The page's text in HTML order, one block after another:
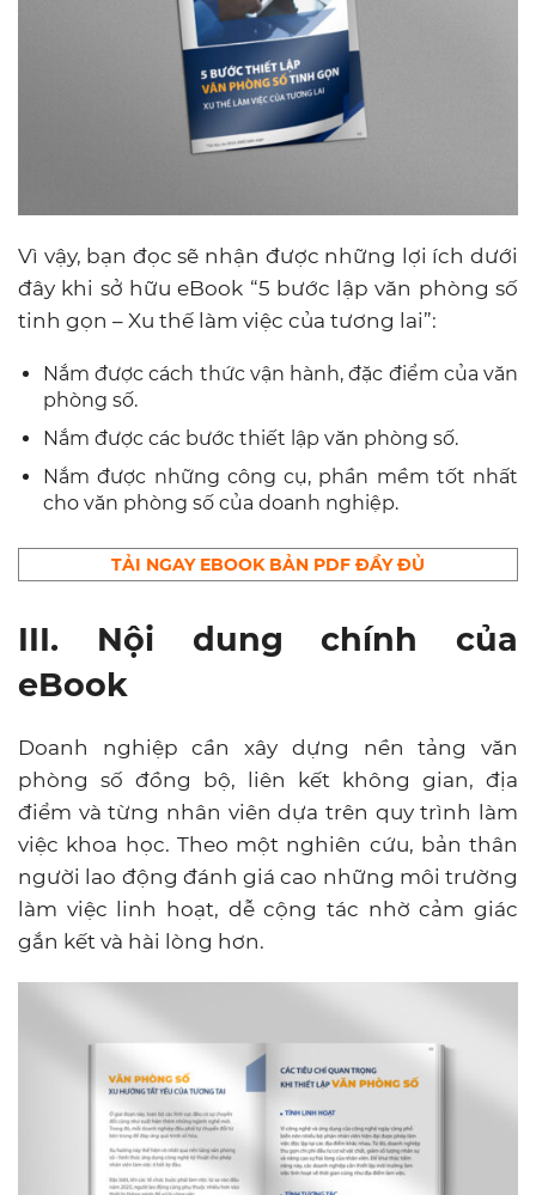
Vì vậy, bạn đọc sẽ nhận được những lợi ích dưới
đây khi sở hữu eBook “5 bước lập văn phòng số
tinh gọn – Xu thế làm việc của tương lai”:
Nắm được cách thức vận hành, đặc điểm của văn
phòng số.
Nắm được các bước thiết lập văn phòng số.
Nắm được những công cụ, phần mềm tốt nhất
cho văn phòng số của doanh nghiệp.
TẢI NGAY EBOOK BẢN PDF ĐẦY ĐỦ
III. Nội dung chính của
eBook
Doanh nghiệp cần xây dựng nền tảng văn
phòng số đồng bộ, liên kết không gian, địa
điểm và từng nhân viên dựa trên quy trình làm
việc khoa học. Theo một nghiên cứu, bản thân
người lao động đánh giá cao những môi trường
làm việc linh hoạt, dễ cộng tác nhờ cảm giác
gắn kết và hài lòng hơn.